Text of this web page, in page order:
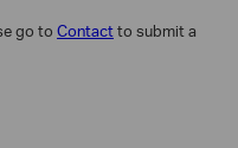
go to Contactto submit a